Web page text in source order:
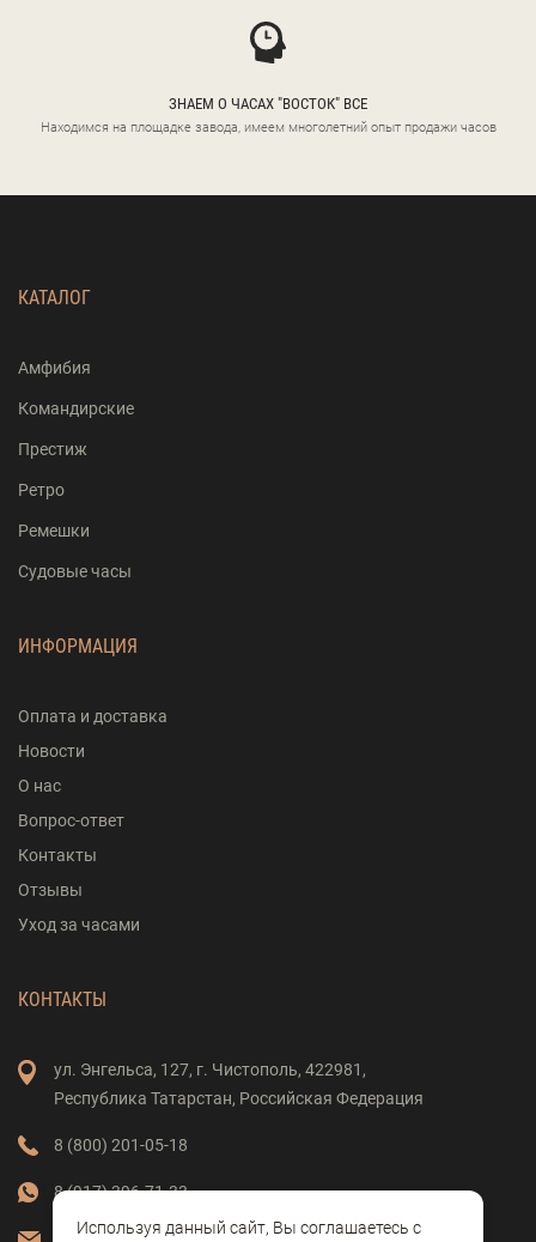
ЗНАЕМ О ЧАСАХ "ВОСТОК" ВСЕ
Находимся на площадке завода, имеем многолетний опыт продажи часов
КАТАЛОГ
Амфибия
Командирские
Престиж
Ретро
Ремешки
Судовые часы
ИНФОРМАЦИЯ
Оплата и доставка
Новости
О нас
Вопрос-ответ
Контакты
Отзывы
Уход за часами
КОНТАКТЫ
ул. Энгельса, 127, г. Чистополь, 422981,
Республика Татарстан, Российская Федерация
8 (800) 201-05-18
8 (917) 396-71-33
Используя данный сайт, Вы соглашаетесь с